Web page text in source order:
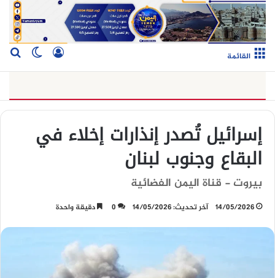
تسجيل القائمة
إسرائيل تُصدر إنذارات إخلاء في
البقاع وجنوب لبنان
بيروت - قناة اليمن الفضائية
14/05/2026 آخر تحديث: 14/05/2026 0 دقيقة واحدة